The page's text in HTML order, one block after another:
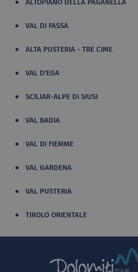
ALTOPIANO DELLA PAGANELLA
VAL DI FASSA
ALTA PUSTERIA - TRE CIME
VAL D'EGA
SCILIAR-ALPE DI SIUSI
VAL BADIA
VAL DI FIEMME
VAL GARDENA
VAL PUSTERIA
TIROLO ORIENTALE